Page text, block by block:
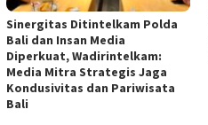
Sinergitas Ditintelkam Polda
Bali dan Insan Media
Diperkuat, Wadirintelkam:
Media Mitra Strategis Jaga
Kondusivitas dan Pariwisata
Bali